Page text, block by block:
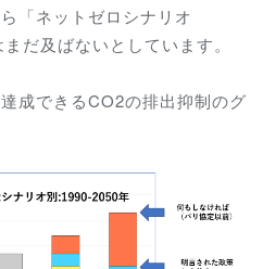
「ネットゼロシナリオ
だ及ばないとしています。
成できるCO2の排出抑制のグ